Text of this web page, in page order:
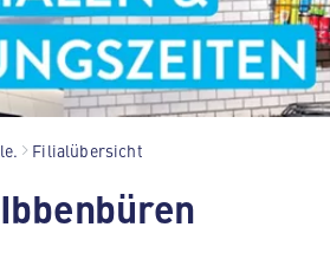
Filialübersicht